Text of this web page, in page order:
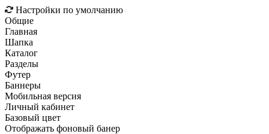
Настройки по умолчанию
Общие
Главная
Шапка
Каталог
Разделы
Футер
Баннеры
Мобильная версия
Личный кабинет
Базовый цвет
Отображать фоновый банер